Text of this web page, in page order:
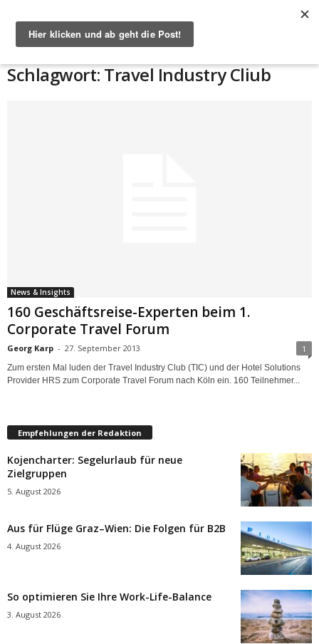
Schlagwort: Travel Industry Cliub
News & Insights
160 Geschäftsreise-Experten beim 1.
Corporate Travel Forum
Georg Karp - 27. September 2013 1
Zum ersten Mal luden der Travel Industry Club (TIC) und der Hotel Solutions
Provider HRS zum Corporate Travel Forum nach Köln ein. 160 Teilnehmer...
Empfehlungen der Redaktion
Kojencharter: Segelurlaub für neue
Zielgruppen
5. August 2026
Aus für Flüge Graz–Wien: Die Folgen für B2B
4. August 2026
So optimieren Sie Ihre Work-Life-Balance
3. August 2026